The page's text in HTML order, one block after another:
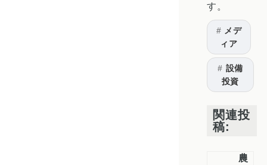
す。
メデ
ィア
設備
投資
関連投
稿:
農